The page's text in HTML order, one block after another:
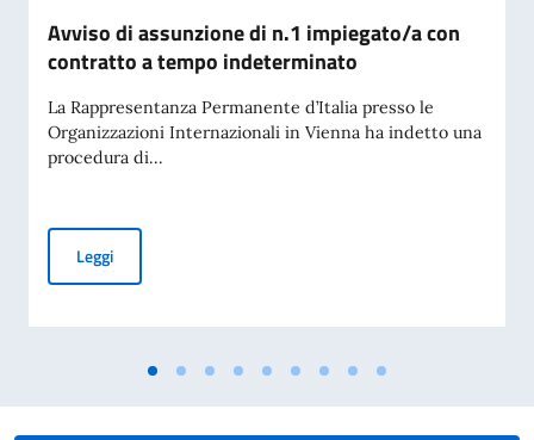
Avviso di assunzione di n.1 impiegato/a con
contratto a tempo indeterminato
La Rappresentanza Permanente d’Italia presso le
Organizzazioni Internazionali in Vienna ha indetto una
procedura di...
LeggiAvviso di assunzione di n.1 impiegato/a con contratto a